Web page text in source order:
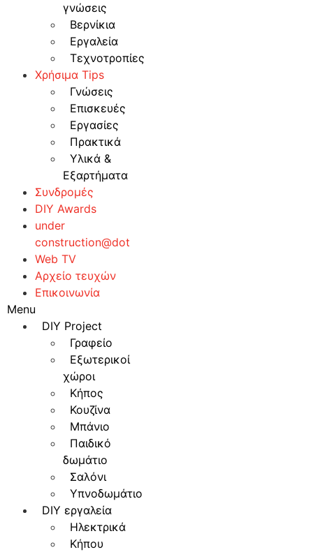
γνώσεις
Βερνίκια
Εργαλεία
Τεχνοτροπίες
Χρήσιμα Tips
Γνώσεις
Επισκευές
Εργασίες
Πρακτικά
Υλικά &
Εξαρτήματα
Συνδρομές
DIY Awards
under
construction@dot
Web TV
Αρχείο τευχών
Επικοινωνία
Menu
DIY Project
Γραφείο
Εξωτερικοί
χώροι
Κήπος
Κουζίνα
Μπάνιο
Παιδικό
δωμάτιο
Σαλόνι
Υπνοδωμάτιο
DIY εργαλεία
Ηλεκτρικά
Κήπου